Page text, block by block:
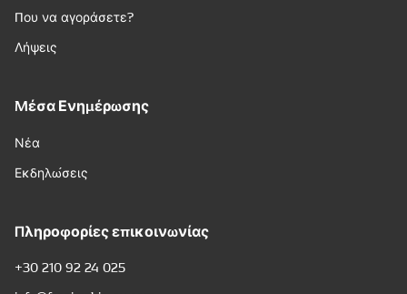
Που να αγοράσετε?
Λήψεις
Μέσα Ενημέρωσης
Νέα
Εκδηλώσεις
Πληροφορίες επικοινωνίας
+30 210 92 24 025